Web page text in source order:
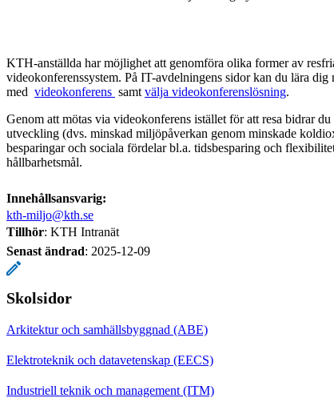
KTH-anställda har möjlighet att genomföra olika former av
videokonferenssystem. På IT-avdelningens sidor kan du lära
med ​ videokonferens ​ samt välja videokonferenslösning.
Genom att mötas via videokonferens istället för att resa bidrar
utveckling (dvs. minskad miljöpåverkan genom minskade
besparingar och sociala fördelar bl.a. tidsbesparing och
hållbarhetsmål.
Innehållsansvarig:
kth-miljo@kth.se
Tillhör: KTH Intranät
Senast ändrad: 2025-12-09
Skolsidor
Arkitektur och samhällsbyggnad (ABE)
Elektroteknik och datavetenskap (EECS)
Industriell teknik och management (ITM)